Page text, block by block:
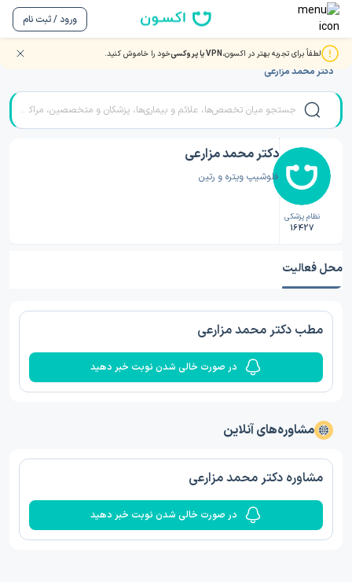
ورود / ثبت نام
لطفاً برای تجربه بهتر در اکسون،VPN یا پروکسی خود را خاموش کنید. صفحه اصلی/دکتر شبکیه (ویتره و رتین)/دکتر شبکیه (ویتره و رتین) تهران
دکتر محمد مزارعی
نظام پزشکی
16427
دکتر محمد مزارعی
فلوشیپ ویتره و رتین
محل فعالیت
مطب دکتر محمد مزارعی
در صورت خالی شدن نوبت خبر دهید
مشاوره‌های آنلاین
مشاوره دکتر محمد مزارعی
در صورت خالی شدن نوبت خبر دهید